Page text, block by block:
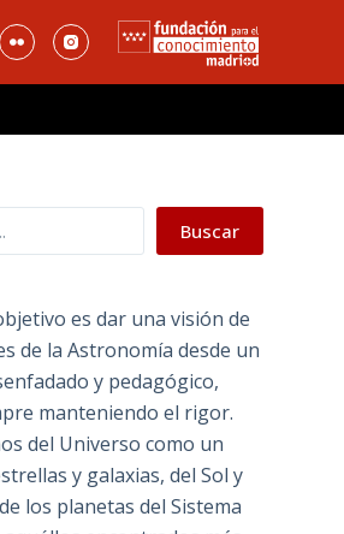
Buscar
es dar una visión de
de la Astronomía desde un
y pedagógico,
manteniendo el rigor.
del Universo como un
y galaxias, del Sol y
los planetas del Sistema